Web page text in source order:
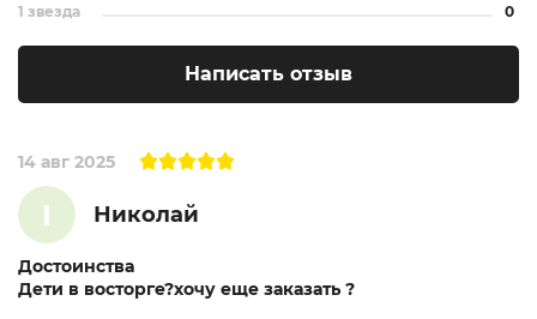
I Николай
14 авг 2025
Достоинства
Дети в восторге?хочу еще заказать ?
1 звезда
0
Написать отзыв